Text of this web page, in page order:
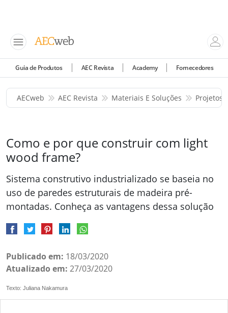
Guia de Produtos AEC Revista Academy Fornecedores
AECweb AEC Revista Materiais E Soluções Projetos
Como e por que construir com light
wood frame?
Sistema construtivo industrializado se baseia no
uso de paredes estruturais de madeira pré-
montadas. Conheça as vantagens dessa solução
Publicado em: 18/03/2020
Atualizado em: 27/03/2020
Texto: Juliana Nakamura